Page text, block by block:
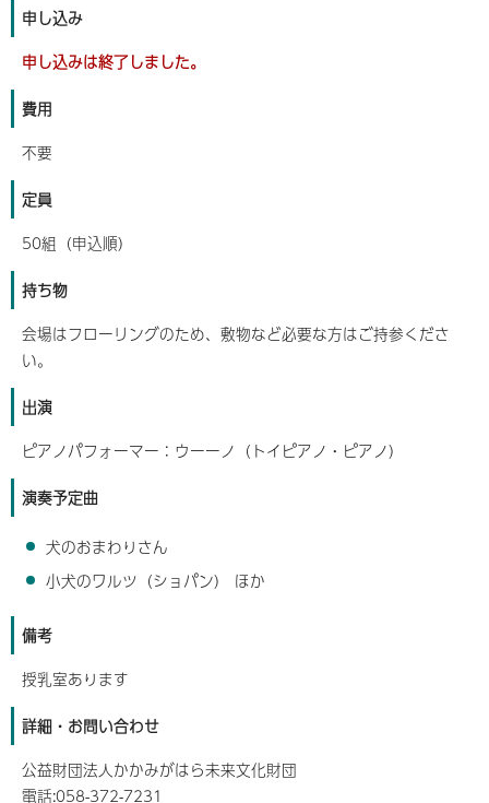
申し込み
申し込みは終了しました。
費用
不要
定員
50組（申込順）
持ち物
会場はフローリングのため、敷物など必要な方はご持参くださ
い。
出演
ピアノパフォーマー：ウーーノ（トイピアノ・ピアノ）
演奏予定曲
犬のおまわりさん
小犬のワルツ（ショパン） ほか
備考
授乳室あります
詳細・お問い合わせ
公益財団法人かかみがはら未来文化財団
電話:058-372-7231